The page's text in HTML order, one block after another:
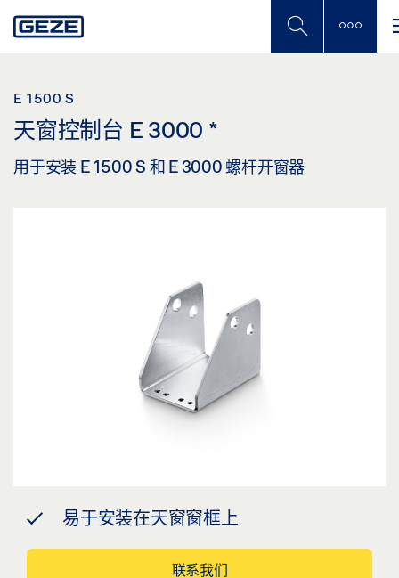
to
E 1500 S
天窗控制台 E 3000 *
用于安装 E 1500 S 和 E 3000 螺杆开窗器
易于安装在天窗窗框上
联系我们